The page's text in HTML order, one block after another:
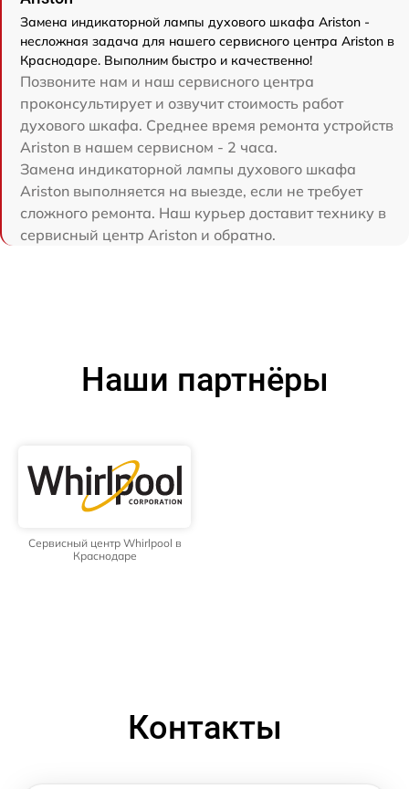
Замена индикаторной лампы духового шкафа Ariston -
несложная задача для нашего сервисного центра Ariston в
Краснодаре. Выполним быстро и качественно!
Позвоните нам и наш сервисного центра
проконсультирует и озвучит стоимость работ
духового шкафа. Среднее время ремонта устройств
Ariston в нашем сервисном - 2 часа.
Замена индикаторной лампы духового шкафа
Ariston выполняется на выезде, если не требует
сложного ремонта. Наш курьер доставит технику в
сервисный центр Ariston и обратно.
Наши партнёры
Сервисный центр Whirlpool в
Краснодаре
Контакты